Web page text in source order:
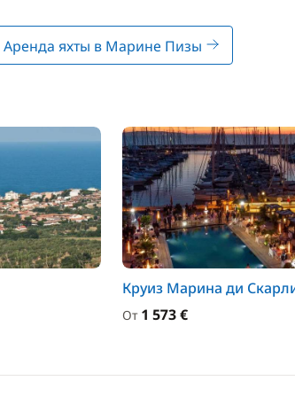
Аренда яхты в Марине Пизы
Круиз Марина ди
От 1 573 €